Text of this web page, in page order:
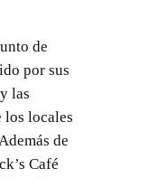
de
por sus
las
los locales
de
Café